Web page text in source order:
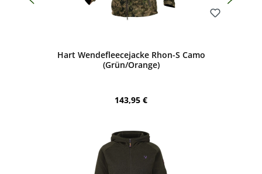
Hart Wendefleecejacke Rhon-S Camo
(Grün/Orange)
Regulärer Preis:
143,95 €